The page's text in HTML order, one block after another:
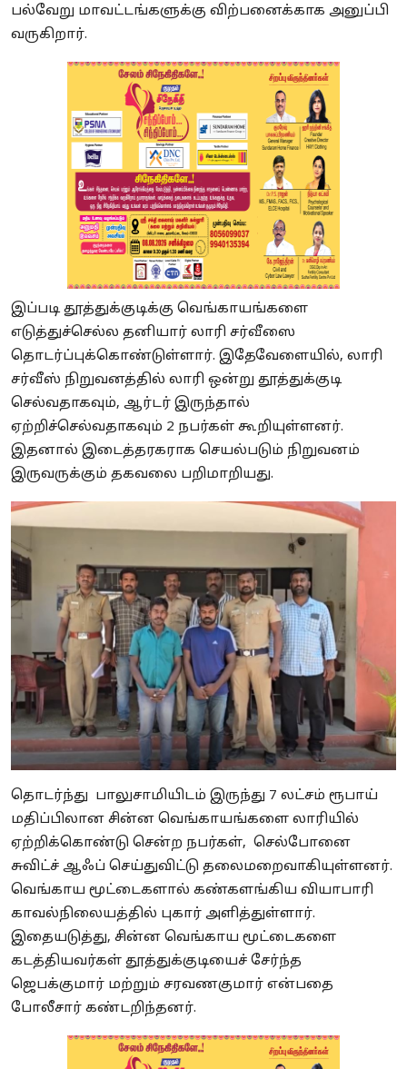
பல்வேறு மாவட்டங்களுக்கு விற்பனைக்காக அனுப்பி
வருகிறார்.
இப்படி தூத்துக்குடிக்கு வெங்காயங்களை
எடுத்துச்செல்ல தனியார் லாரி சர்வீஸை
தொடர்ப்புக்கொண்டுள்ளார். இதேவேளையில், லாரி
சர்வீஸ் நிறுவனத்தில் லாரி ஒன்று தூத்துக்குடி
செல்வதாகவும், ஆர்டர் இருந்தால்
ஏற்றிச்செல்வதாகவும் 2 நபர்கள் கூறியுள்ளனர்.
இதனால் இடைத்தரகராக செயல்படும் நிறுவனம்
இருவருக்கும் தகவலை பறிமாறியது.
தொடர்ந்து பாலுசாமியிடம் இருந்து 7 லட்சம் ரூபாய்
மதிப்பிலான சின்ன வெங்காயங்களை லாரியில்
ஏற்றிக்கொண்டு சென்ற நபர்கள், செல்போனை
சுவிட்ச் ஆஃப் செய்துவிட்டு தலைமறைவாகியுள்ளனர்.
வெங்காய மூட்டைகளால் கண்களங்கிய வியாபாரி
காவல்நிலையத்தில் புகார் அளித்துள்ளார்.
இதையடுத்து, சின்ன வெங்காய மூட்டைகளை
கடத்தியவர்கள் தூத்துக்குடியைச் சேர்ந்த
ஜெபக்குமார் மற்றும் சரவணகுமார் என்பதை
போலீசார் கண்டறிந்தனர்.